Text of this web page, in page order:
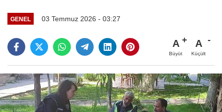
GENEL 03 Temmuz 2026 - 03:27
A
Büyüt
A
Küçült